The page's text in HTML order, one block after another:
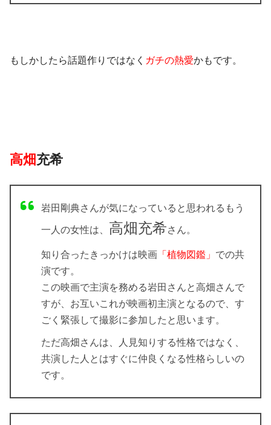
もしかしたら話題作りではなく ガチの熱愛かもです。
高畑充希
岩田剛典さんが気になっていると思われるもう
一人の女性は、 高畑充希さん。
知り合ったきっかけは映画 「植物図鑑」 での共
演です。
この映画で主演を務める岩田さんと高畑さんで
すが、お互いこれが映画初主演となるので、す
ごく緊張して撮影に参加したと思います。
ただ高畑さんは、人見知りする性格ではなく、
共演した人とはすぐに仲良くなる性格らしいの
です。